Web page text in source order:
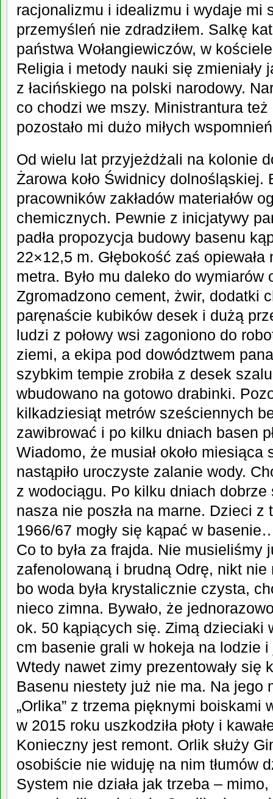
racjonalizmu i idealizmu i wydaje mi
przemyśleń nie zdradziłem. Salkę
państwa Wołangiewiczów, w
Religia i metody nauki się zmieniały
z łacińskiego na polski narodowy.
co chodzi we mszy. Ministrantura też
pozostało mi dużo miłych
Od wielu lat przyjeżdżali na kolonie
Żarowa koło Świdnicy dolnośląskiej.
pracowników zakładów materiałów
chemicznych. Pewnie z inicjatywy
padła propozycja budowy basenu
22×12,5 m. Głębokość zaś
metra. Było mu daleko do wymiarów
Zgromadzono cement, żwir, dodatki
paręnaście kubików desek i dużą
ludzi z połowy wsi zagoniono do
ziemi, a ekipa pod dowództwem
szybkim tempie zrobiła z desek
wbudowano na gotowo drabinki.
kilkadziesiąt metrów sześciennych
zawibrować i po kilku dniach basen
Wiadomo, że musiał około miesiąca
nastąpiło uroczyste zalanie wody.
z wodociągu. Po kilku dniach dobrze
nasza nie poszła na marne. Dzieci z
1966/67 mogły się kąpać w
Co to była za frajda. Nie musieliśmy
zafenolowaną i brudną Odrę, nikt nie
bo woda była krystalicznie czysta,
nieco zimna. Bywało, że
ok. 50 kąpiących się. Zimą dzieciaki
cm basenie grali w hokeja na lodzie i
Wtedy nawet zimy prezentowały się
Basenu niestety już nie ma. Na jego
„Orlika” z trzema pięknymi boiskami
w 2015 roku uszkodziła płoty i
Konieczny jest remont. Orlik służy
osobiście nie widuję na nim tłumów
System nie działa jak trzeba –